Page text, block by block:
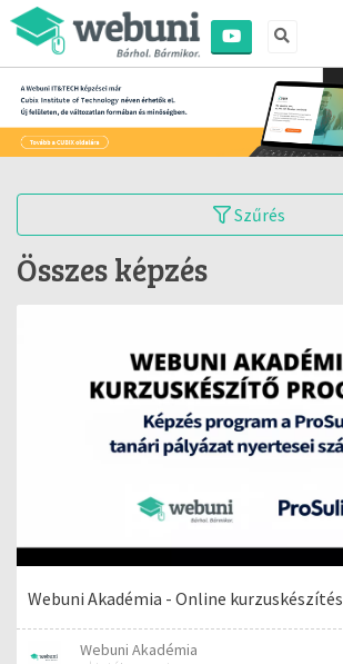
Szűrés
Összes képzés
Webuni Akadémia - Online kurzuskészítés
Webuni Akadémia